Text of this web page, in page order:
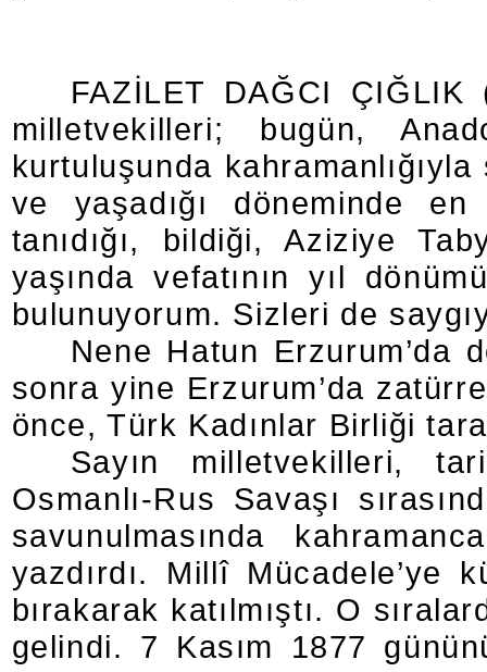
FAZİLET DAĞCI
milletvekilleri; bugün,
kurtuluşunda
ve yaşadığı döneminde
tanıdığı, bildiği, Aziziye
yaşında vefatının yıl
bulunuyorum. Sizleri de
Nene Hatun Erzurum’da
sonra yine Erzurum’da
önce, Türk Kadınlar Birliği
Sayın milletvekilleri,
Osmanlı-Rus Savaşı
savunulmasında
yazdırdı. Millî Mücadele’ye
bırakarak katılmıştı. O
gelindi. 7 Kasım 1877